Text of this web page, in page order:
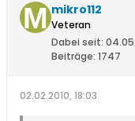
mikro112
Veteran
Dabei seit:
Beiträge: 1747
02.02.2010, 18:03